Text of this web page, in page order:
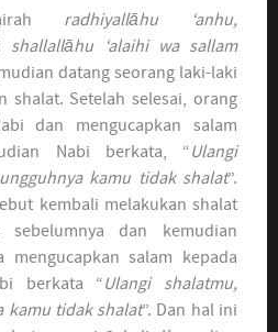
radhiyallāhu ‘anhu,
shallallāhu ‘alaihi wa sallam
datang seorang laki-laki
shalat. Setelah selesai, orang
dan mengucapkan salam
Nabi berkata, “Ulangi
kamu tidak shalat”.
kembali melakukan shalat
sebelumnya dan kemudian
mengucapkan salam kepada
berkata “Ulangi shalatmu,
kamu tidak shalat”. Dan hal ini